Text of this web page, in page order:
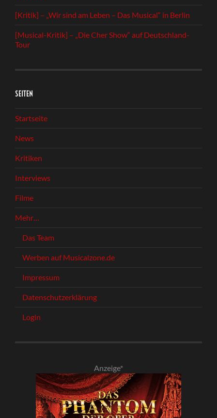
[Kritik] – „Wir sind am Leben – Das Musical“ in Berlin
[Musical-Kritik] – „Die Cher Show“ auf Deutschland-
Tour
SEITEN
Startseite
News
Kritiken
Interviews
Filme
Mehr…
Das Team
Werben auf Musicalzone.de
Impressum
Datenschutzerklärung
Login
Anzeige*